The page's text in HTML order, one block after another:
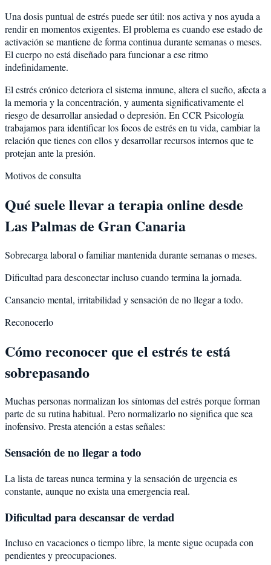
Una dosis puntual de estrés puede ser útil: nos activa y nos ayuda a
rendir en momentos exigentes. El problema es cuando ese estado de
activación se mantiene de forma continua durante semanas o meses.
El cuerpo no está diseñado para funcionar a ese ritmo
indefinidamente.
El estrés crónico deteriora el sistema inmune, altera el sueño, afecta a
la memoria y la concentración, y aumenta significativamente el
riesgo de desarrollar ansiedad o depresión. En CCR Psicología
trabajamos para identificar los focos de estrés en tu vida, cambiar la
relación que tienes con ellos y desarrollar recursos internos que te
protejan ante la presión.
Motivos de consulta
Qué suele llevar a terapia online desde
Las Palmas de Gran Canaria
Sobrecarga laboral o familiar mantenida durante semanas o meses.
Dificultad para desconectar incluso cuando termina la jornada.
Cansancio mental, irritabilidad y sensación de no llegar a todo.
Reconocerlo
Cómo reconocer que el estrés te está
sobrepasando
Muchas personas normalizan los síntomas del estrés porque forman
parte de su rutina habitual. Pero normalizarlo no significa que sea
inofensivo. Presta atención a estas señales:
Sensación de no llegar a todo
La lista de tareas nunca termina y la sensación de urgencia es
constante, aunque no exista una emergencia real.
Dificultad para descansar de verdad
Incluso en vacaciones o tiempo libre, la mente sigue ocupada con
pendientes y preocupaciones.